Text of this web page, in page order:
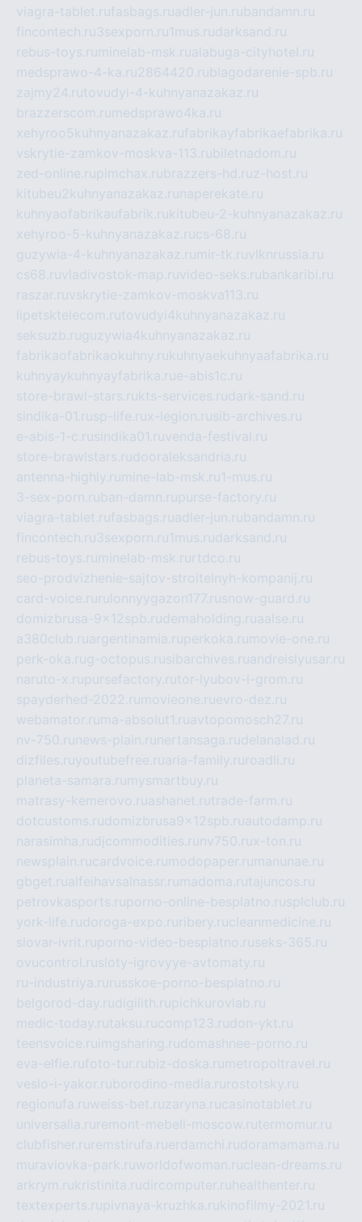
viagra-tablet.rufasbags.ruadler-jun.rubandamn.ru
fincontech.ru3sexporn.ru1mus.rudarksand.ru
rebus-toys.ru minelab-msk.rualabuga-cityhotel.ru
medsprawo-4-ka.ru2864420.rublagodarenie-spb.ru
zajmy24.rutovudyi-4-kuhnyanazakaz.ru
brazzerscom.ru medsprawo4ka.ru
xehyroo5kuhnyanazakaz.rufabrikayfabrikaefabrika.ru
vskrytie-zamkov-moskva-113.rubiletnadom.ru
zed-online.rupimchax.rubrazzers-hd.ruz-host.ru
kitubeu2kuhnyanazakaz.ru naperekate.ru
kuhnyaofabrikaufabrik.rukitubeu-2-kuhnyanazakaz.ru
xehyroo-5-kuhnyanazakaz.rucs-68.ru
guzywia-4-kuhnyanazakaz.ru mir-tk.ruvlknrussia.ru
cs68.ruvladivostok-map.ruvideo-seks.rubankaribi.ru
raszar.ruvskrytie-zamkov-moskva113.ru
lipetsktelecom.rutovudyi4kuhnyanazakaz.ru
seksuzb.ruguzywia4kuhnyanazakaz.ru
fabrikaofabrikaokuhny.rukuhnyaekuhnyaafabrika.ru
kuhnyaykuhnyayfabrika.rue-abis1c.ru
store-brawl-stars.rukts-services.rudark-sand.ru
sindika-01.rusp-life.rux-legion.rusib-archives.ru
e-abis-1-c.rusindika01.ruvenda-festival.ru
store-brawlstars.rudooraleksandria.ru
antenna-highly.ru mine-lab-msk.ru1-mus.ru
3-sex-porn.ruban-damn.rupurse-factory.ru
viagra-tablet.rufasbags.ruadler-jun.rubandamn.ru
fincontech.ru3sexporn.ru1mus.rudarksand.ru
rebus-toys.ru minelab-msk.ru rtdco.ru
seo-prodvizhenie-sajtov-stroitelnyh-kompanij.ru
card-voice.ru rulonnyygazon177.rusnow-guard.ru
domizbrusa-9x12spb.rudemaholding.ruaalse.ru
a380club.ruargentinamia.ruperkoka.ru movie-one.ru
perk-oka.rug-octopus.rusibarchives.ruandreislyusar.ru
naruto-x.rupursefactory.rutor-lyubov-i-grom.ru
spayderhed-2022.ru movieone.ruevro-dez.ru
webamator.ru ma-absolut1.ruavtopomosch27.ru
nv-750.ru news-plain.ru nertansaga.rudelanalad.ru
dizfiles.ruyoutubefree.ruaria-family.ru roadli.ru
planeta-samara.ru mysmartbuy.ru
matrasy-kemerovo.ruashanet.rutrade-farm.ru
dotcustoms.rudomizbrusa9x12spb.ruautodamp.ru
narasimha.rudjcommodities.ru nv750.rux-ton.ru
newsplain.rucardvoice.ru modopaper.ru manunae.ru
gbget.rualfeihavsalnassr.ru madoma.rutajuncos.ru
petrovkasports.ruporno-online-besplatno.rusplclub.ru
york-life.rudoroga-expo.ru ribery.rucleanmedicine.ru
slovar-ivrit.ruporno-video-besplatno.ruseks-365.ru
ovucontrol.rusloty-igrovyye-avtomaty.ru
ru-industriya.ru russkoe-porno-besplatno.ru
belgorod-day.rudigilith.rupichkurovlab.ru
medic-today.rutaksu.rucomp123.rudon-ykt.ru
teensvoice.ru imgsharing.rudomashnee-porno.ru
eva-elfie.rufoto-tur.rubiz-doska.ru metropoltravel.ru
veslo-i-yakor.ruborodino-media.ru rostotsky.ru
regionufa.ruweiss-bet.ruzaryna.rucasinotablet.ru
universalia.ru remont-mebeli-moscow.rutermomur.ru
clubfisher.ru remstirufa.ruerdamchi.rudoramamama.ru
muraviovka-park.ruworldofwoman.ruclean-dreams.ru
arkrym.rukristinita.rudircomputer.ru healthenter.ru
textexperts.rupivnaya-kruzhka.rukinofilmy-2021.ru